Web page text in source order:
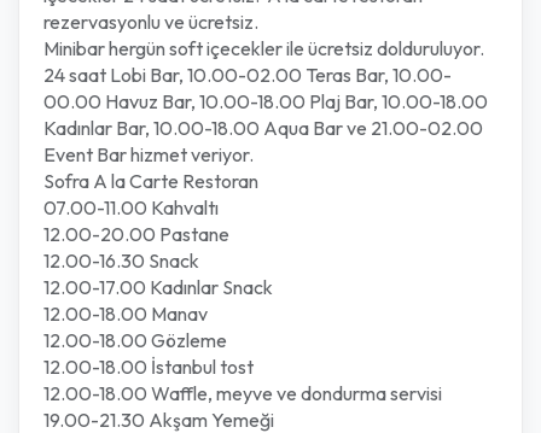
rezervasyonlu ve ücretsiz.
Minibar hergün soft içecekler ile ücretsiz dolduruluyor.
24 saat Lobi Bar, 10.00-02.00 Teras Bar, 10.00-
00.00 Havuz Bar, 10.00-18.00 Plaj Bar, 10.00-18.00
Kadınlar Bar, 10.00-18.00 Aqua Bar ve 21.00-02.00
Event Bar hizmet veriyor.
Sofra A la Carte Restoran
07.00-11.00 Kahvaltı
12.00-20.00 Pastane
12.00-16.30 Snack
12.00-17.00 Kadınlar Snack
12.00-18.00 Manav
12.00-18.00 Gözleme
12.00-18.00 İstanbul tost
12.00-18.00 Waffle, meyve ve dondurma servisi
19.00-21.30 Akşam Yemeği